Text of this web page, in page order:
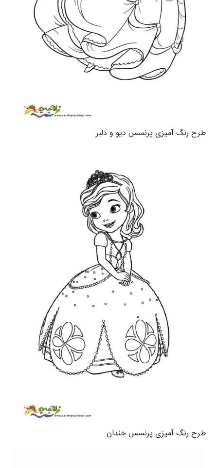
طرح رنگ آمیزی پرنسس دیو و دلبر
طرح رنگ آمیزی پرنسس خندان